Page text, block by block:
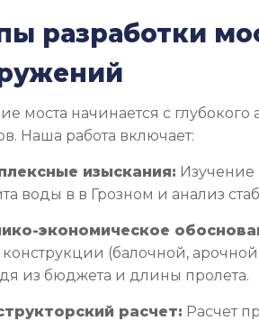
разработки
моста начинается с
Наша работа включает:
изыскания: Изучение
воды в в Грозном и анализ
экономическое
конструкции (балочной,
из бюджета и длины пролета.
расчет: Расчет